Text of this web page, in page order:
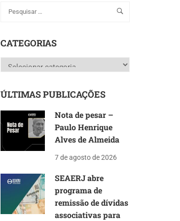
CATEGORIAS
Categorias
ÚLTIMAS PUBLICAÇÕES
Nota de pesar –
Paulo Henrique
Alves de Almeida
7 de agosto de 2026
SEAERJ abre
programa de
remissão de dívidas
associativas para